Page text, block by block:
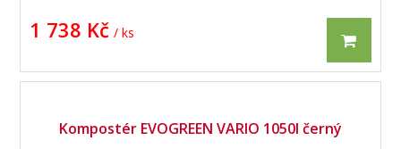
1 738 Kč / ks
Kompostér EVOGREEN VARIO 1050l černý